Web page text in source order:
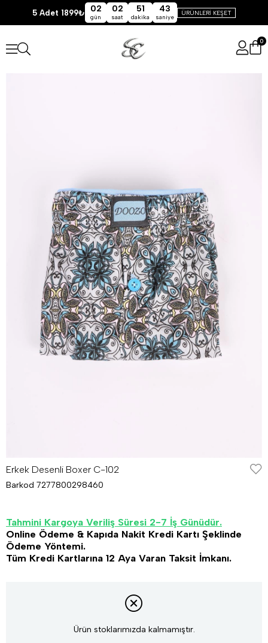
5 Adet 1899₺ 02
gün
02
saat
51
dakika
42
saniye
ÜRÜNLERİ KEŞET
0
Erkek Desenli Boxer C-102
Barkod 7277800298460
Tahmini Kargoya Veriliş Süresi 2-7 İş Günüdür.
Online Ödeme & Kapıda Nakit Kredi Kartı Şeklinde
Ödeme Yöntemi.
Tüm Kredi Kartlarına 12 Aya Varan Taksit İmkanı.
Ürün stoklarımızda kalmamıştır.